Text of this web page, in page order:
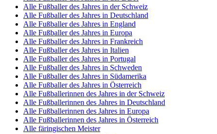
Alle Fußballer des Jahres in der Schweiz
Alle Fußballer des Jahres in Deutschland
Alle Fußballer des Jahres in England
Alle Fußballer des Jahres in Europa
Alle Fußballer des Jahres in Frankreich
Alle Fußballer des Jahres in Italien
Alle Fußballer des Jahres in Portugal
Alle Fußballer des Jahres in Schweden
Alle Fußballer des Jahres in Südamerika
Alle Fußballer des Jahres in Österreich
Alle Fußballerinnen des Jahres in der Schweiz
Alle Fußballerinnen des Jahres in Deutschland
Alle Fußballerinnen des Jahres in Europa
Alle Fußballerinnen des Jahres in Österreich
Alle färingischen Meister